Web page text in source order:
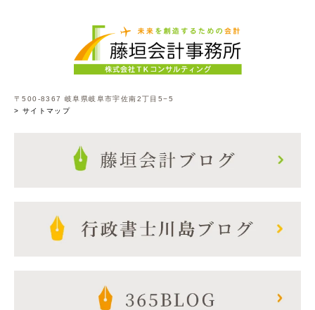
〒500-8367 岐阜県岐阜市宇佐南2丁目5−5
> サイトマップ